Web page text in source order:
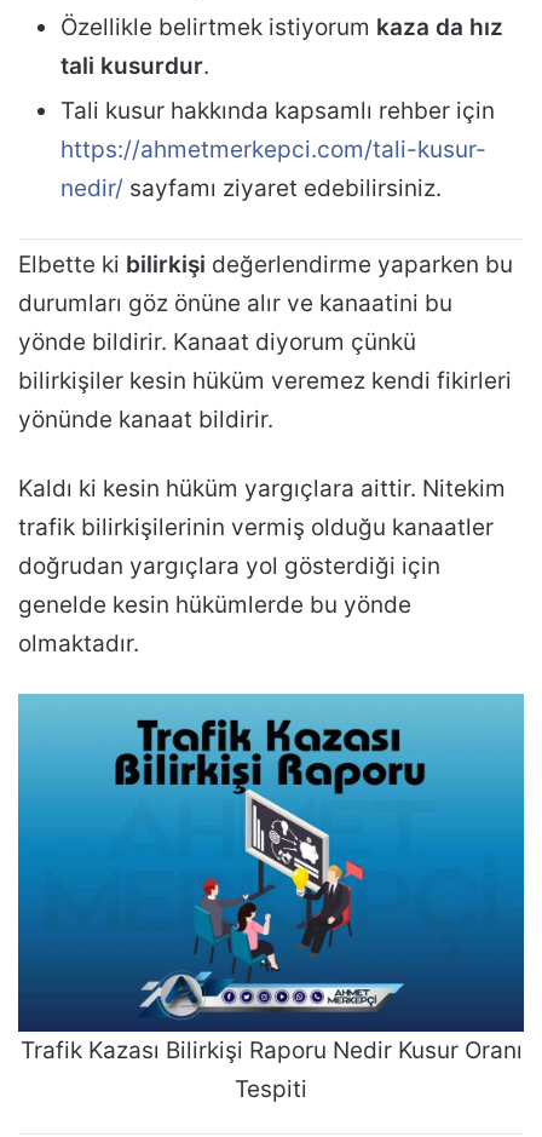
Özellikle belirtmek istiyorum kaza da hız
tali kusurdur.
Tali kusur hakkında kapsamlı rehber için
https://ahmetmerkepci.com/tali-kusur-
nedir/ sayfamı ziyaret edebilirsiniz.
Elbette ki bilirkişi değerlendirme yaparken bu
durumları göz önüne alır ve kanaatini bu
yönde bildirir. Kanaat diyorum çünkü
bilirkişiler kesin hüküm veremez kendi fikirleri
yönünde kanaat bildirir.
Kaldı ki kesin hüküm yargıçlara aittir. Nitekim
trafik bilirkişilerinin vermiş olduğu kanaatler
doğrudan yargıçlara yol gösterdiği için
genelde kesin hükümlerde bu yönde
olmaktadır.
Trafik Kazası Bilirkişi Raporu Nedir Kusur Oranı
Tespiti